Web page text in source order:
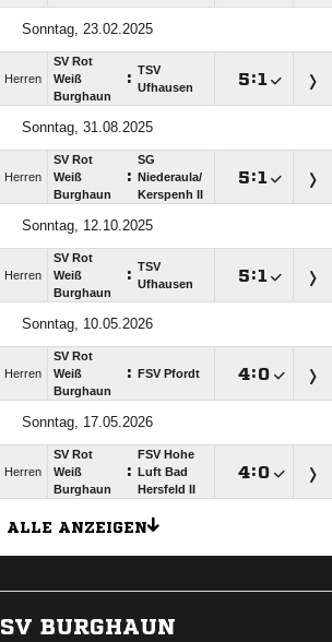
Sonntag, 23.02.2025
Herren
SV Rot
Weiß
Burghaun
: TSV
Ufhausen
:
Sonntag, 31.08.2025
Herren
SV Rot
Weiß
Burghaun
:
SG
Niederaula/​
Kerspenh II
:
Sonntag, 12.10.2025
Herren
SV Rot
Weiß
Burghaun
: TSV
Ufhausen
:
Sonntag, 10.05.2026
Herren
SV Rot
Weiß
Burghaun
: FSV Pfordt :
Sonntag, 17.05.2026
Herren
SV Rot
Weiß
Burghaun
:
FSV Hohe
Luft Bad
Hersfeld II
:
ALLE ANZEIGEN
SV BURGHAUN